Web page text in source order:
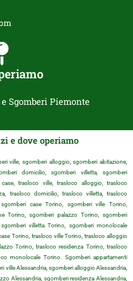
Sgomberi Piemonte
e dove operiamo
ville, sgomberi alloggio, sgomberi abitazione,
domicilio, sgomberi villetta, sgomberi
trasloco ville, trasloco alloggio, trasloco
trasloco domicilio, trasloco villetta, trasloco
case Torino, sgomberi ville Torino,
Torino, sgomberi palazzo Torino, sgomberi
villetta Torino, sgomberi monolocale
Torino, trasloco ville Torino, trasloco alloggio
Torino, trasloco residenza Torino, trasloco
monolocale Torino. Sgomberi appartamenti
ville Alessandria, sgomberi alloggio Alessandria,
Alessandria, sgomberi residenza Alessandria,